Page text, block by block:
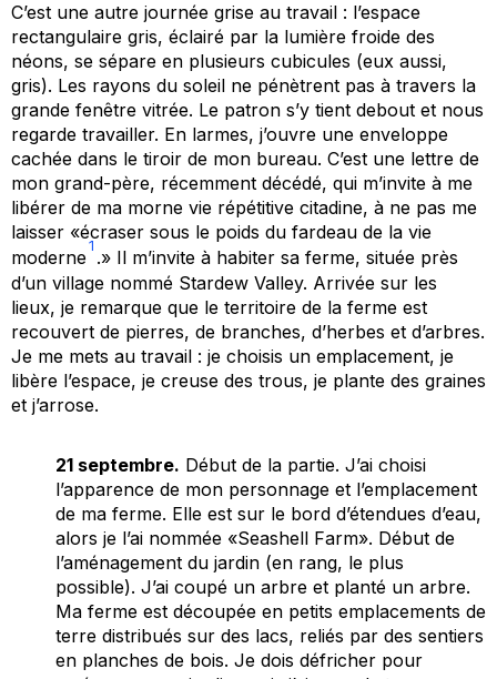
C’est une autre journée grise au travail : l’espace
rectangulaire gris, éclairé par la lumière froide des
néons, se sépare en plusieurs cubicules (eux aussi,
gris). Les rayons du soleil ne pénètrent pas à travers la
grande fenêtre vitrée. Le patron s’y tient debout et nous
regarde travailler. En larmes, j’ouvre une enveloppe
cachée dans le tiroir de mon bureau. C’est une lettre de
mon grand-père, récemment décédé, qui m’invite à me
libérer de ma morne vie répétitive citadine, à ne pas me
laisser «écraser sous le poids du fardeau de la vie
moderne
1
.» Il m’invite à habiter sa ferme, située près
d’un village nommé Stardew Valley. Arrivée sur les
lieux, je remarque que le territoire de la ferme est
recouvert de pierres, de branches, d’herbes et d’arbres.
Je me mets au travail : je choisis un emplacement, je
libère l’espace, je creuse des trous, je plante des graines
et j’arrose.
21 septembre. Début de la partie. J’ai choisi
l’apparence de mon personnage et l’emplacement
de ma ferme. Elle est sur le bord d’étendues d’eau,
alors je l’ai nommée «Seashell Farm». Début de
l’aménagement du jardin (en rang, le plus
possible). J’ai coupé un arbre et planté un arbre.
Ma ferme est découpée en petits emplacements de
terre distribués sur des lacs, reliés par des sentiers
en planches de bois. Je dois défricher pour